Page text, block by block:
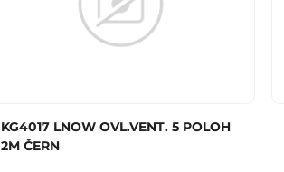
KG4017 LNOW OVL.VENT. 5 POLOH
2M ČERN